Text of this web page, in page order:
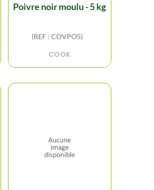
poivre noir moulu - 5 kg
(REF : COVPO5)
COOK